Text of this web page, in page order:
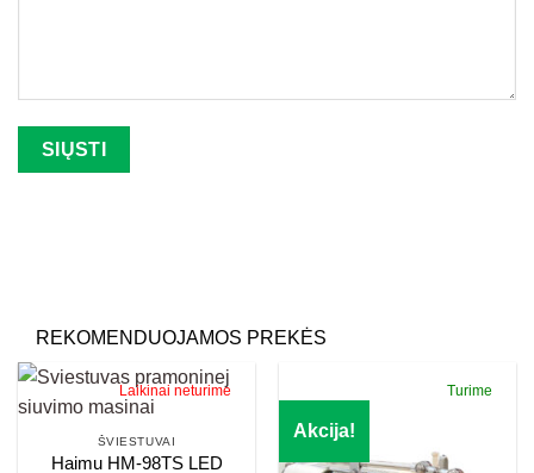
REKOMENDUOJAMOS PREKĖS
Laikinai neturime
ŠVIESTUVAI
Haimu HM-98TS LED
Akcija!
Turime